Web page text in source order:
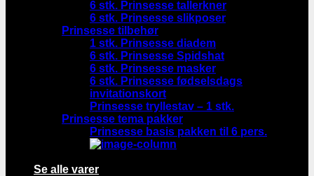
6 stk. Prinsesse tallerkner
6 stk. Prinsesse slikposer
Prinsesse tilbehør
1 stk. Prinsesse diadem
6 stk. Prinsesse Spidshat
6 stk. Prinsesse masker
6 stk. Prinsesse fødselsdags
invitationskort
Prinsesse tryllestav – 1 stk.
Prinsesse tema pakker
Prinsesse basis pakken til 6 pers.
Se alle varer